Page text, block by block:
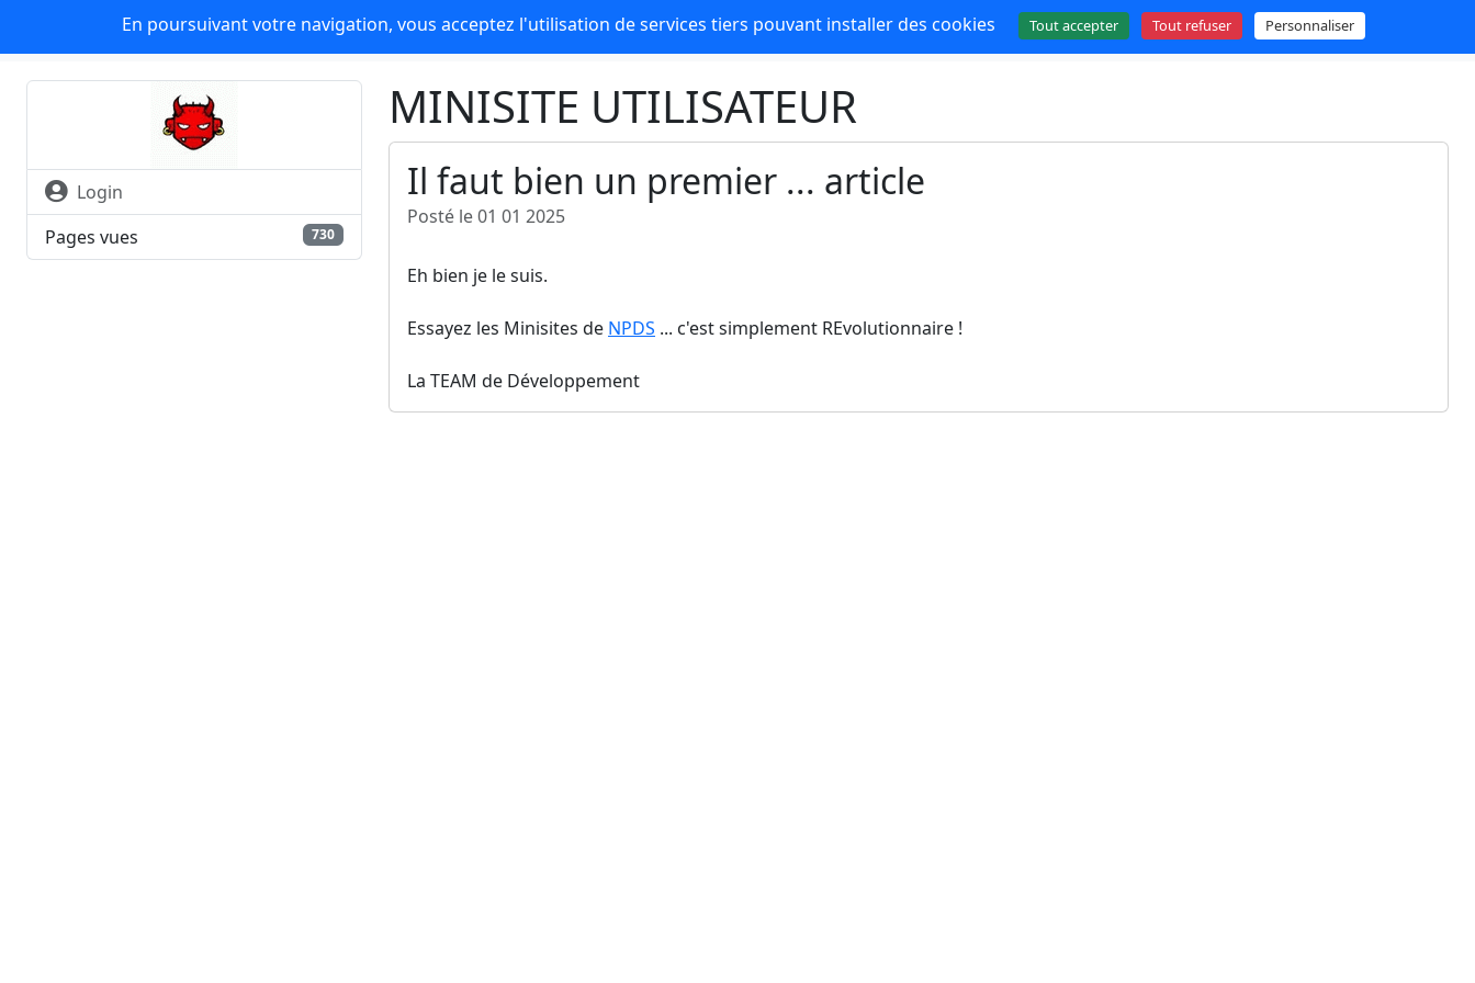
Minisite de user
Login
Pages vues
730
MINISITE UTILISATEUR
Il faut bien un premier ... article
Posté le 01 01 2025
Eh bien je le suis.
Essayez les Minisites de NPDS ... c'est simplement REvolutionnaire !
La TEAM de Développement
Panneau de gestion des cookies
En poursuivant votre navigation, vous acceptez l'utilisation de services tiers pouvant installer des cookies Tout accepter Tout refuser Personnaliser